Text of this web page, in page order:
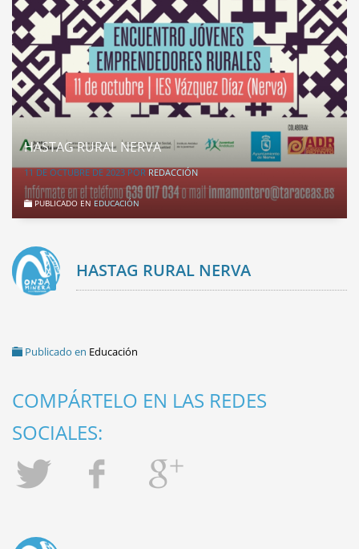
HASTAG RURAL NERVA
11 DE OCTUBRE DE 2023 POR REDACCIÓN
PUBLICADO EN EDUCACIÓN
HASTAG RURAL NERVA
Publicado en Educación
COMPÁRTELO EN LAS REDES
SOCIALES: